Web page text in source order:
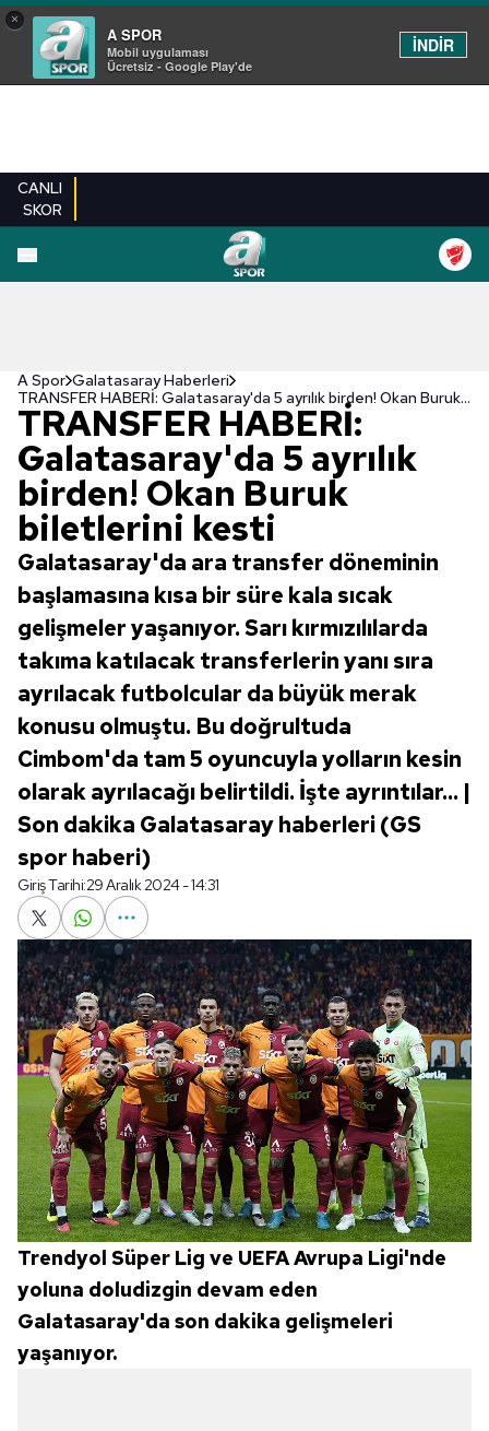
×
A SPOR
Mobil uygulaması
Ücretsiz - Google Play'de
İNDİR
CANLI
SKOR
A Spor Galatasaray Haberleri
TRANSFER HABERİ: Galatasaray'da 5 ayrılık birden! Okan Buruk biletlerini kesti
TRANSFER HABERİ:
Galatasaray'da 5 ayrılık
birden! Okan Buruk
biletlerini kesti
Galatasaray'da ara transfer döneminin
başlamasına kısa bir süre kala sıcak
gelişmeler yaşanıyor. Sarı kırmızılılarda
takıma katılacak transferlerin yanı sıra
ayrılacak futbolcular da büyük merak
konusu olmuştu. Bu doğrultuda
Cimbom'da tam 5 oyuncuyla yolların kesin
olarak ayrılacağı belirtildi. İşte ayrıntılar... |
Son dakika Galatasaray haberleri (GS
spor haberi)
Giriş Tarihi:29 Aralık 2024 - 14:31
Trendyol Süper Lig ve UEFA Avrupa Ligi'nde
yoluna doludizgin devam eden
Galatasaray'da son dakika gelişmeleri
yaşanıyor.